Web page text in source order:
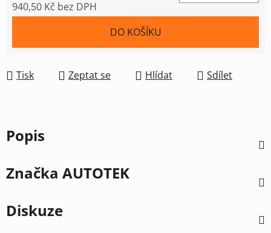
940,50 Kč bez DPH
DO KOŠÍKU
Tisk Zeptat se Hlídat Sdílet
Popis
Značka AUTOTEK
Diskuze